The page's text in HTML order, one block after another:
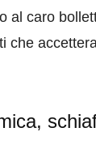
al caro
che